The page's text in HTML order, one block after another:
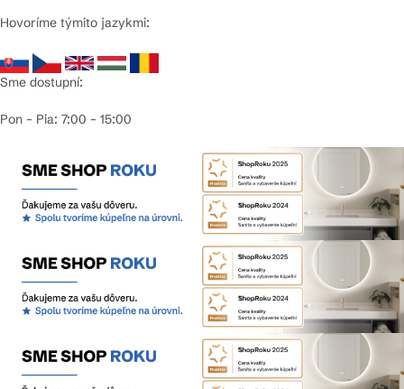
Hovoríme týmito jazykmi:
Sme dostupní:
Pon – Pia: 7:00 – 15:00